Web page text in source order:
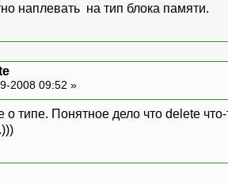
наплевать на тип блока памяти.
2008 09:52 »
о типе. Понятное дело что delete